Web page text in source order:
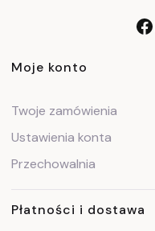
Linki w stopce
Moje konto
Twoje zamówienia
Ustawienia konta
Przechowalnia
Płatności i dostawa